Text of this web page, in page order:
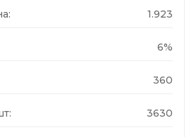
1.923
6%
360
3630